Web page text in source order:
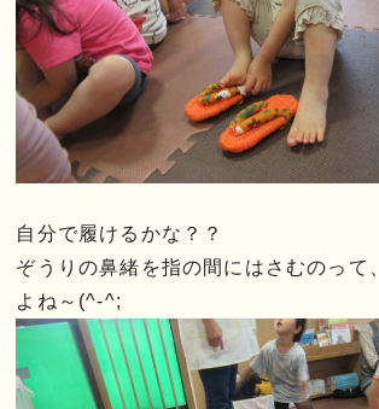
自分で履けるかな？？
ぞうりの鼻緒を指の間にはさむのって
よね～(^-^;